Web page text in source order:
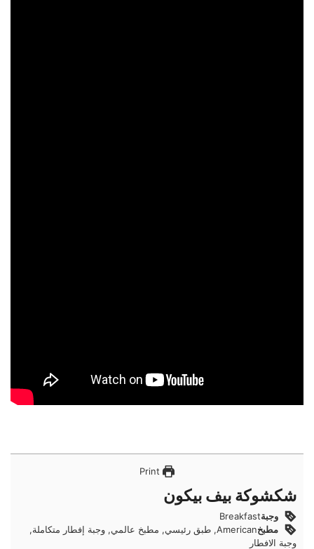
Print
شكشوكة بيف بيكون
وجبةBreakfast
مطبخ
American, طبق رئيسي, مطبخ عالمي, وجبة إفطار متكاملة,
وجبة الافطار